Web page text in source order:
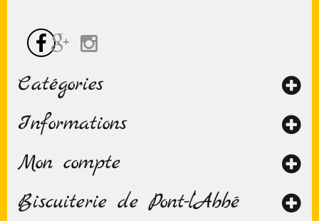
Catégories
Informations
Mon compte
Biscuiterie de Pont-l’Abbé